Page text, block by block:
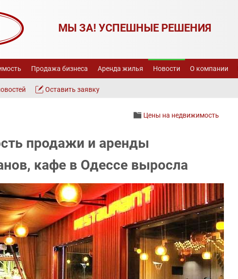
МЫ ЗА! УСПЕШНЫЕ РЕШЕНИЯ
Продажа бизнеса Аренда жилья Новости О компании
Оставить заявку
Цены на недвижимость
продажи и аренды
кафе в Одессе выросла